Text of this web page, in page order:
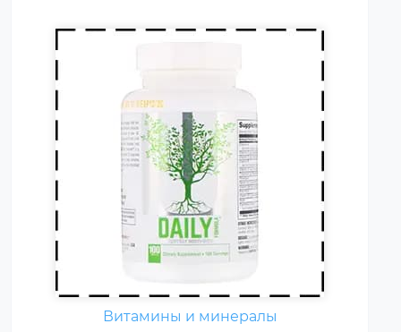
Витамины и минералы